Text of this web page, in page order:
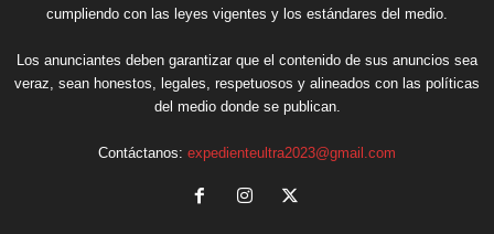
cumpliendo con las leyes vigentes y los estándares del medio.
Los anunciantes deben garantizar que el contenido de sus anuncios sea
veraz, sean honestos, legales, respetuosos y alineados con las políticas
del medio donde se publican.
Contáctanos: expedienteultra2023@gmail.com